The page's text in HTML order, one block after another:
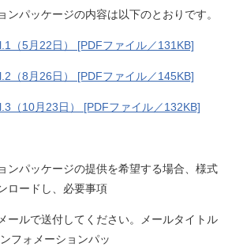
ッケージの内容は以下のとおりです。
（5月22日） [PDFファイル／131KB]
（8月26日） [PDFファイル／145KB]
（10月23日） [PDFファイル／132KB]
ッケージの提供を希望する場合、様式
ロードし、必要事項
ルで送付してください。メールタイトル
フォメーションパッ